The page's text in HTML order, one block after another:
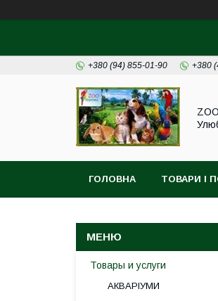
+380 (94) 855-01-90 +380
ГОЛОВНА ТОВАРИ І
Товары и услуги
АКВАРІУМИ